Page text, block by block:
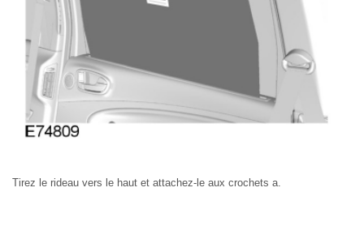
Tirez le rideau vers le haut et attachez-le aux crochets a.